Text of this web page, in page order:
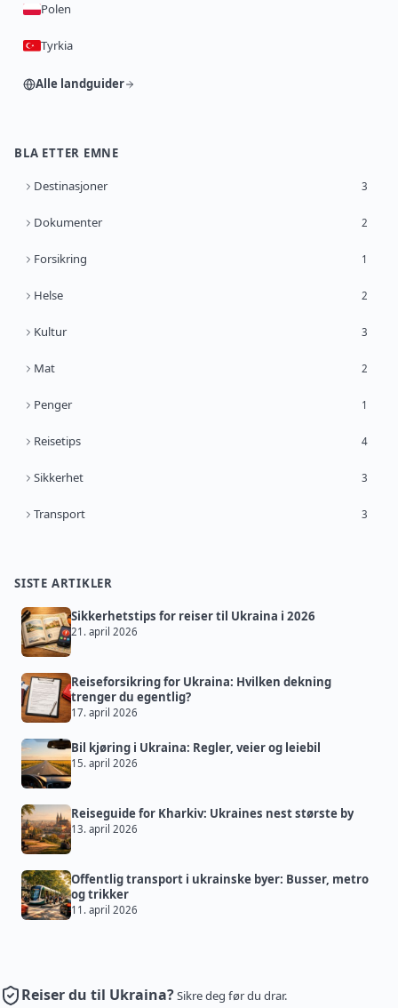
Polen
Tyrkia
Alle landguider
BLA ETTER EMNE
Destinasjoner 3
Dokumenter 2
Forsikring 1
Helse 2
Kultur 3
Mat 2
Penger 1
Reisetips 4
Sikkerhet 3
Transport 3
SISTE ARTIKLER
Sikkerhetstips for reiser til Ukraina i 2026
21. april 2026
Reiseforsikring for Ukraina: Hvilken dekning
trenger du egentlig?
17. april 2026
Bil kjøring i Ukraina: Regler, veier og leiebil
15. april 2026
Reiseguide for Kharkiv: Ukraines nest største by
13. april 2026
Offentlig transport i ukrainske byer: Busser, metro
og trikker
11. april 2026
Reiser du til Ukraina?Sikre deg før du drar.